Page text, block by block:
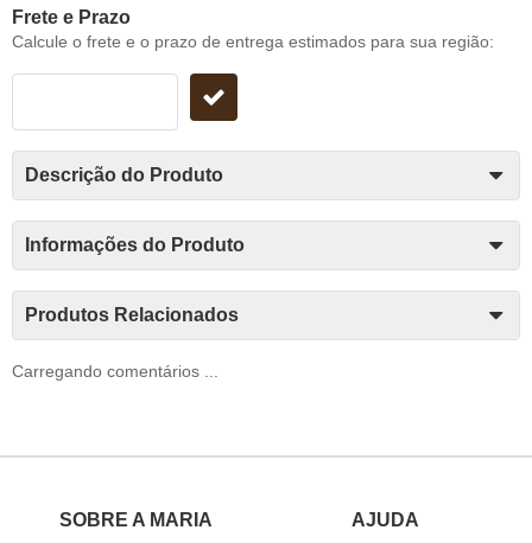
Frete e Prazo
Calcule o frete e o prazo de entrega estimados para sua região:
Descrição do Produto
Informações do Produto
Produtos Relacionados
Carregando comentários ...
SOBRE A MARIA
AJUDA